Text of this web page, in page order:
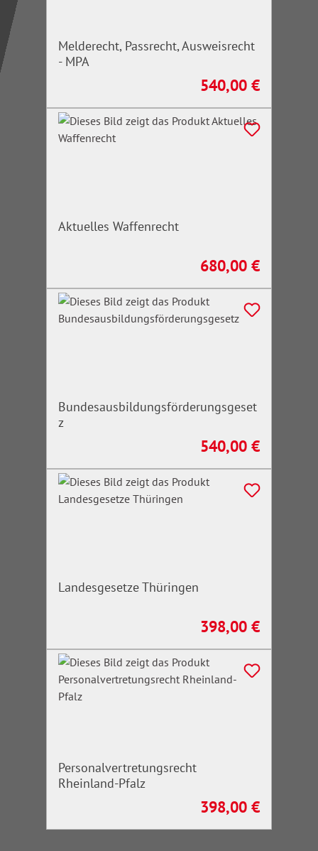
Melderecht, Passrecht, Ausweisrecht
- MPA
Regulärer Preis:
540,00 €
Aktuelles Waffenrecht
Regulärer Preis:
680,00 €
Bundesausbildungsförderungsgeset
z
Regulärer Preis:
540,00 €
Landesgesetze Thüringen
Regulärer Preis:
398,00 €
Personalvertretungsrecht
Rheinland-Pfalz
Regulärer Preis:
398,00 €